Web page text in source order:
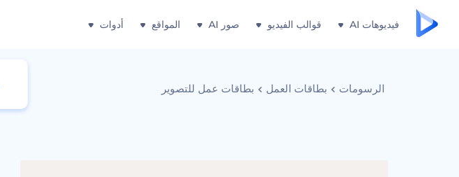
فيديوهات AI قوالب الفيديو صور AI المواقع أدوات
الرسومات بطاقات العمل بطاقات عمل للتصوير